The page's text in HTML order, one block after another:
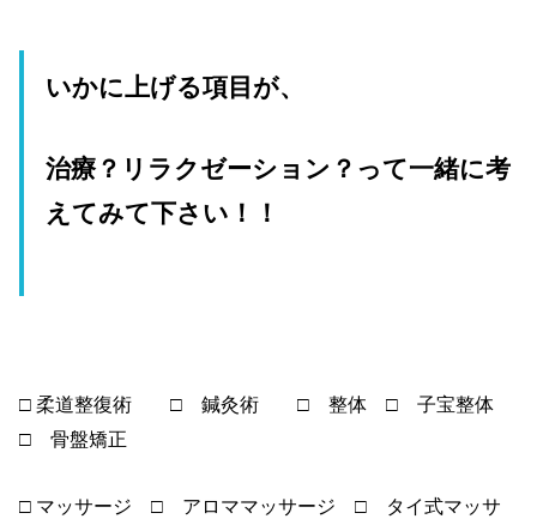
いかに上げる項目が、
治療？リラクゼーション？って一緒に考
えてみて下さい！！
□ 柔道整復術 □ 鍼灸術 □ 整体 □ 子宝整体
□ 骨盤矯正
□ マッサージ □ アロママッサージ □ タイ式マッサ